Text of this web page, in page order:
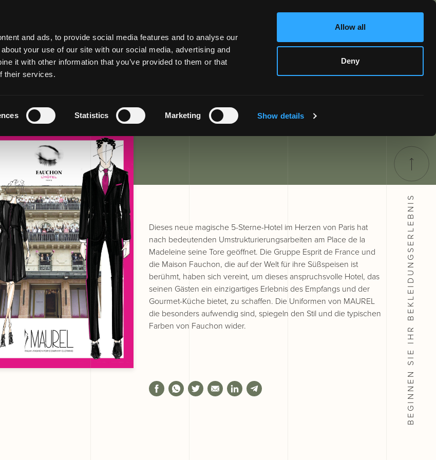
and ads, to provide social media features and to analyse our
your use of our site with our social media, advertising and
it with other information that you’ve provided to them or that
their services.
Statistics Marketing Show details
Allow all
Deny
Paris
Dieses neue magische 5-Sterne-Hotel im Herzen von Paris hat
nach bedeutenden Umstrukturierungsarbeiten am Place de la
Madeleine seine Tore geöffnet. Die Gruppe Esprit de France und
die Maison Fauchon, die auf der Welt für ihre Süßspeisen ist
berühmt, haben sich vereint, um dieses anspruchsvolle Hotel, das
seinen Gästen ein einzigartiges Erlebnis des Empfangs und der
Gourmet-Küche bietet, zu schaffen. Die Uniformen von MAUREL
die besonders aufwendig sind, spiegeln den Stil und die typischen
Farben von Fauchon wider.
BEGINNEN SIE
IHR BEKLEIDUNGSERLEBNIS